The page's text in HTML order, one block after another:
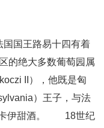
国国王路易十四有着
的绝大多数葡萄园属
II），他既是匈
）王子，与法
卡伊甜酒。 18世纪